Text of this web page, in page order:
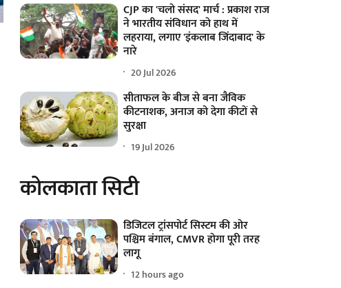
CJP का 'चलो संसद' मार्च : प्रकाश राज
ने भारतीय संविधान को हाथ में
लहराया, लगाए 'इंकलाब जिंदाबाद' के
नारे
20 Jul 2026
सीताफल के बीज से बना जैविक
कीटनाशक, अनाज को देगा कीटों से
सुरक्षा
19 Jul 2026
कोलकाता सिटी
डिजिटल ट्रांसपोर्ट सिस्टम की ओर
पश्चिम बंगाल, CMVR होगा पूरी तरह
लागू
12 hours ago